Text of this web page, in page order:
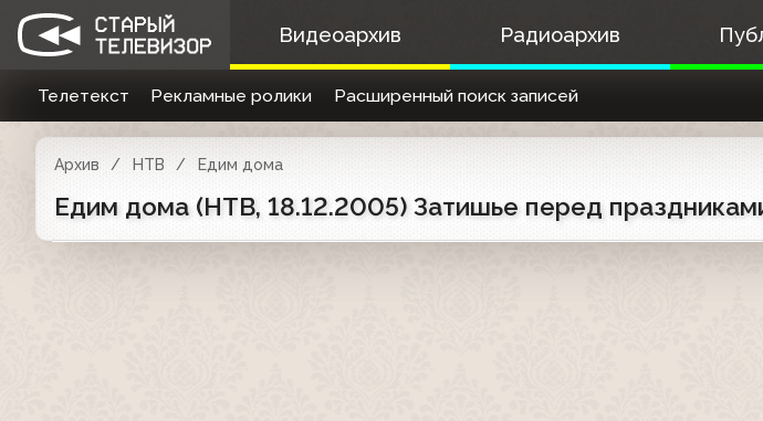
Видеоархив Радиоархив
Телетекст Рекламные ролики Расширенный поиск записей
Архив НТВ Едим дома
Едим дома (НТВ, 18.12.2005) Затишье перед